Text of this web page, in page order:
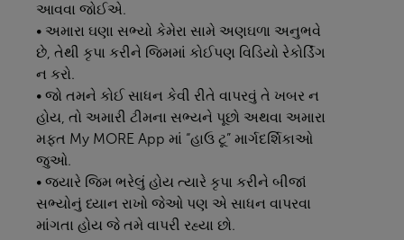
આવવા જોઈએ.
• અમારા ઘણા સભ્યો કેમેરા સામે અણઘળા અનુભવે
છે, તેથી કૃપા કરીને જિમમાં કોઈપણ વિડિયો રેકોર્ડિંગ
ન કરો.
• જો તમને કોઈ સાધન કેવી રીતે વાપરવું તે ખબર ન
હોય, તો અમારી ટીમના સભ્યને પૂછો અથવા અમારા
મફત My MORE App માં “હાઉ ટૂ” માર્ગદર્શિકાઓ
જુઓ.
• જ્યારે જિમ ભરેલું હોય ત્યારે કૃપા કરીને બીજાં
સભ્યોનું ધ્યાન રાખો જેઓ પણ એ સાધન વાપરવા
માંગતા હોય જે તમે વાપરી રહ્યા છો.